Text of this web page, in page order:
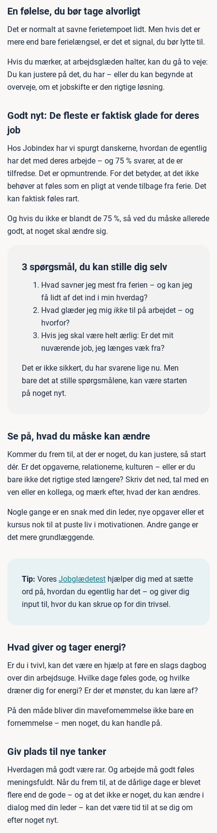
En følelse, du bør tage alvorligt
Det er normalt at savne ferietempoet lidt. Men hvis det er
mere end bare ferielængsel, er det et signal, du bør lytte til.
Hvis du mærker, at arbejdsglæden halter, kan du gå to veje:
Du kan justere på det, du har – eller du kan begynde at
overveje, om et jobskifte er den rigtige løsning.
Godt nyt: De fleste er faktisk glade for deres
job
Hos Jobindex har vi spurgt danskerne, hvordan de egentlig
har det med deres arbejde – og 75 % svarer, at de er
tilfredse. Det er opmuntrende. For det betyder, at det ikke
behøver at føles som en pligt at vende tilbage fra ferie. Det
kan faktisk føles rart.
Og hvis du ikke er blandt de 75 %, så ved du måske allerede
godt, at noget skal ændre sig.
3 spørgsmål, du kan stille dig selv
Hvad savner jeg mest fra ferien – og kan jeg
få lidt af det ind i min hverdag?
Hvad glæder jeg mig ikke til på arbejdet – og
hvorfor?
Hvis jeg skal være helt ærlig: Er det mit
nuværende job, jeg længes væk fra?
Det er ikke sikkert, du har svarene lige nu. Men
bare det at stille spørgsmålene, kan være starten
på noget nyt.
Se på, hvad du måske kan ændre
Kommer du frem til, at der er noget, du kan justere, så start
dér. Er det opgaverne, relationerne, kulturen – eller er du
bare ikke det rigtige sted længere? Skriv det ned, tal med en
ven eller en kollega, og mærk efter, hvad der kan ændres.
Nogle gange er en snak med din leder, nye opgaver eller et
kursus nok til at puste liv i motivationen. Andre gange er
det mere grundlæggende.
Tip: Vores Jobglædetest hjælper dig med at sætte
ord på, hvordan du egentlig har det – og giver dig
input til, hvor du kan skrue op for din trivsel.
Hvad giver og tager energi?
Er du i tvivl, kan det være en hjælp at føre en slags dagbog
over din arbejdsuge. Hvilke dage føles gode, og hvilke
dræner dig for energi? Er der et mønster, du kan lære af?
På den måde bliver din mavefornemmelse ikke bare en
fornemmelse – men noget, du kan handle på.
Giv plads til nye tanker
Hverdagen må godt være rar. Og arbejde må godt føles
meningsfuldt. Når du frem til, at de dårlige dage er blevet
flere end de gode – og at det ikke er noget, du kan ændre i
dialog med din leder – kan det være tid til at se dig om
efter noget nyt.